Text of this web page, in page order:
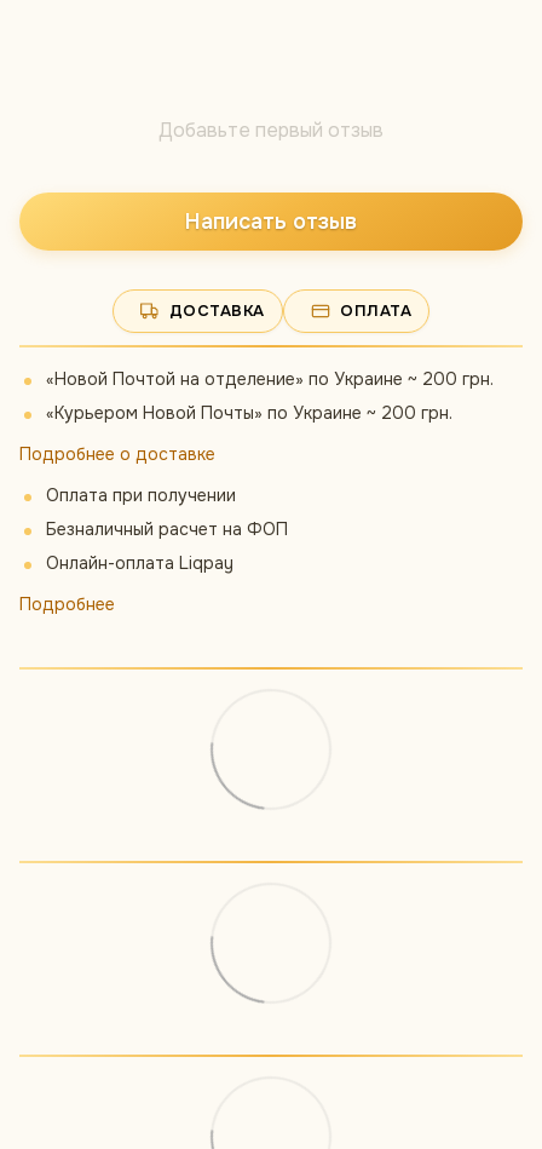
Добавьте первый отзыв
Написать отзыв
ДОСТАВКА ОПЛАТА
«Новой Почтой на отделение» по Украине ~ 200 грн.
«Курьером Новой Почты» по Украине ~ 200 грн.
Подробнее о доставке
Оплата при получении
Безналичный расчет на ФОП
Онлайн-оплата Liqpay
Подробнее